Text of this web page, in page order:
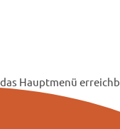
Hauptmenü